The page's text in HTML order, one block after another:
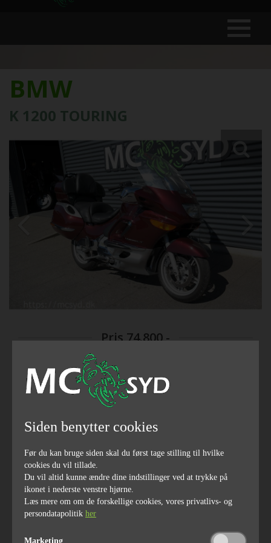
BMW
K 1200 TOURING
Pris74.800,-
98
hestekræfter
1171
Siden benytter cookies
Før du kan bruge siden skal du først tage stilling til hvilke
cookies du vil tillade.
Du vil altid kunne ændre dine indstillinger ved at trykke på
ikonet i nederste venstre hjørne.
Læs mere om om de forskellige cookies, vores privatlivs- og
persondatapolitik her
Marketing